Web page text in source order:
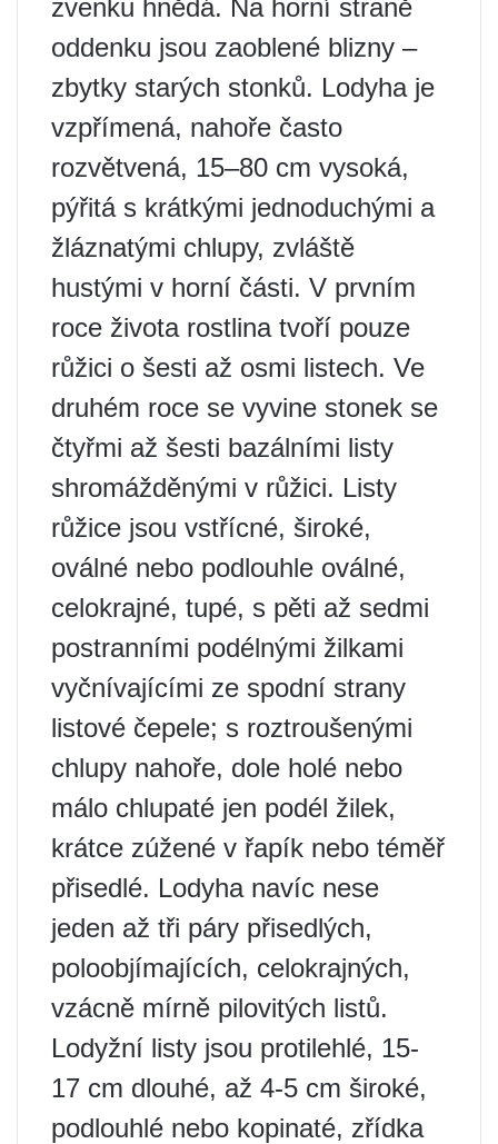
zvenku hnědá. Na horní straně
oddenku jsou zaoblené blizny –
zbytky starých stonků. Lodyha je
vzpřímená, nahoře často
rozvětvená, 15–80 cm vysoká,
pýřitá s krátkými jednoduchými a
žláznatými chlupy, zvláště
hustými v horní části. V prvním
roce života rostlina tvoří pouze
růžici o šesti až osmi listech. Ve
druhém roce se vyvine stonek se
čtyřmi až šesti bazálními listy
shromážděnými v růžici. Listy
růžice jsou vstřícné, široké,
oválné nebo podlouhle oválné,
celokrajné, tupé, s pěti až sedmi
postranními podélnými žilkami
vyčnívajícími ze spodní strany
listové čepele; s roztroušenými
chlupy nahoře, dole holé nebo
málo chlupaté jen podél žilek,
krátce zúžené v řapík nebo téměř
přisedlé. Lodyha navíc nese
jeden až tři páry přisedlých,
poloobjímajících, celokrajných,
vzácně mírně pilovitých listů.
Lodyžní listy jsou protilehlé, 15-
17 cm dlouhé, až 4-5 cm široké,
podlouhlé nebo kopinaté, zřídka